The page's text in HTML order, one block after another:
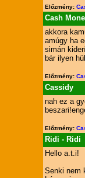
Előzmény:
Cash
akkora
amúgy ha
simán
bár ilyen
Előzmény:
Cassidy
nah ez a
Előzmény:
Ridi - Ridi
Hello a.t.i!
Senki nem